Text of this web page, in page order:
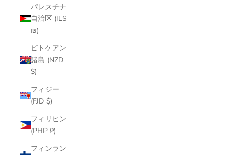
パレスチナ
自治区 (ILS
₪)
ピトケアン
諸島 (NZD
$)
フィジー
(FJD $)
フィリピン
(PHP ₱)
フィンラン